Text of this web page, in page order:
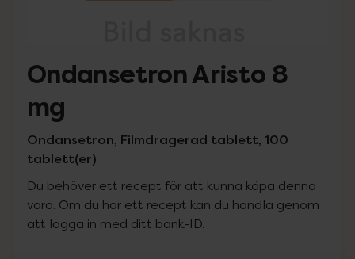
Ondansetron Aristo 8
mg
Ondansetron, Filmdragerad tablett, 100
tablett(er)
Du behöver ett recept för att kunna köpa denna
vara. Om du har ett recept kan du handla genom
att logga in med ditt bank-ID.